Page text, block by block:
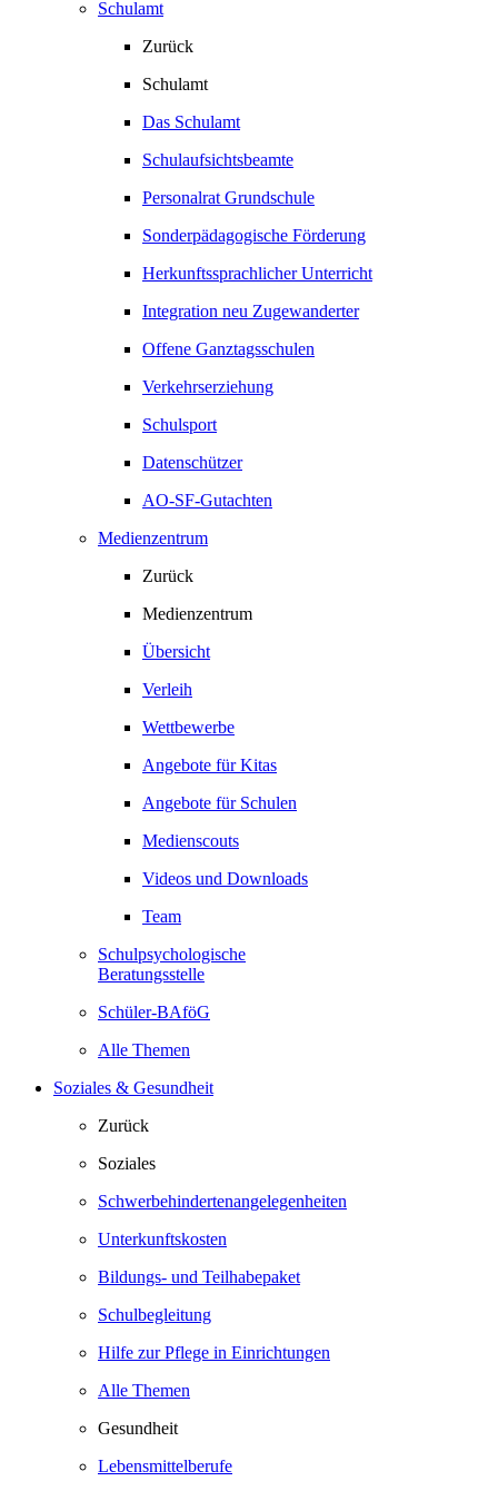
Schulamt
Zurück
Schulamt
Das Schulamt
Schulaufsichtsbeamte
Personalrat Grundschule
Sonderpädagogische Förderung
Herkunftssprachlicher Unterricht
Integration neu Zugewanderter
Offene Ganztagsschulen
Verkehrserziehung
Schulsport
Datenschützer
AO-SF-Gutachten
Medienzentrum
Zurück
Medienzentrum
Übersicht
Verleih
Wettbewerbe
Angebote für Kitas
Angebote für Schulen
Medienscouts
Videos und Downloads
Team
Schulpsychologische
Beratungsstelle
Schüler-BAföG
Alle Themen
Soziales & Gesundheit
Zurück
Soziales
Schwerbehindertenangelegenheiten
Unterkunftskosten
Bildungs- und Teilhabepaket
Schulbegleitung
Hilfe zur Pflege in Einrichtungen
Alle Themen
Gesundheit
Lebensmittelberufe